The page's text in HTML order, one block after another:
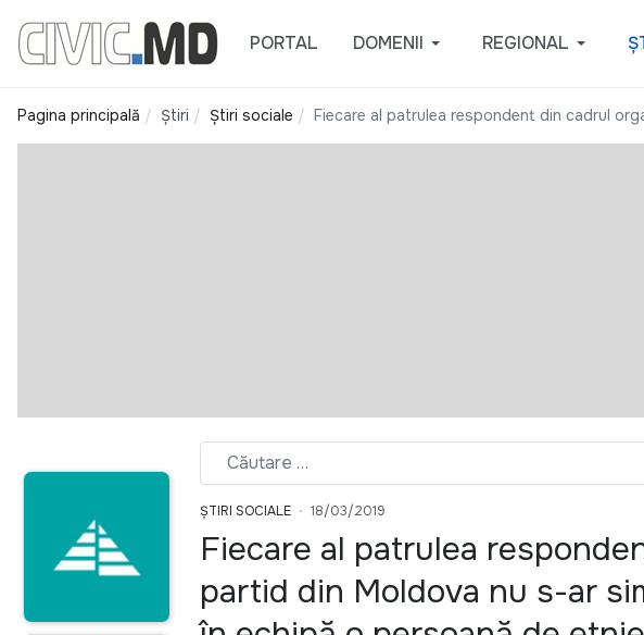
PORTAL DOMENII REGIONAL
Pagina principală Știri Știri sociale Fiecare al patrulea respondent din cadrul
ȘTIRI SOCIALE 18/03/2019
Fiecare al patrulea
partid din Moldova nu s-ar